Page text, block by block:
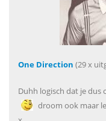
One Direction (29 x
Duhh logisch dat je dus
droom ook maar